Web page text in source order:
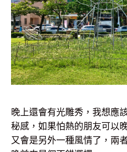
晚上還會有光雕秀，我想應
秘感，如果怕熱的朋友可以
又會是另外一種風情了，兩